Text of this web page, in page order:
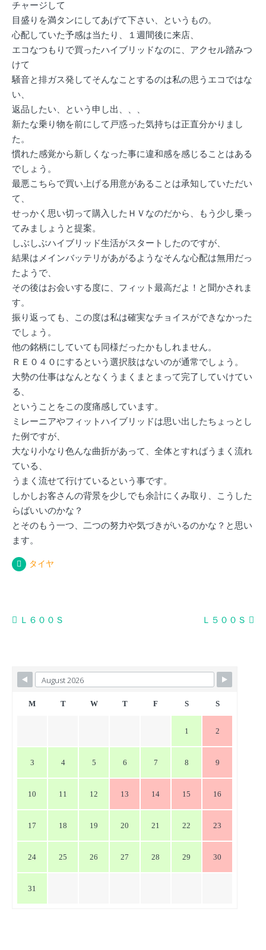
チャージして
目盛りを満タンにしてあげて下さい、というもの。
心配していた予感は当たり、１週間後に来店、
エコなつもりで買ったハイブリッドなのに、アクセル踏みつ
けて
騒音と排ガス発してそんなことするのは私の思うエコではな
い、
返品したい、という申し出、、、
新たな乗り物を前にして戸惑った気持ちは正直分かりまし
た。
慣れた感覚から新しくなった事に違和感を感じることはある
でしょう。
最悪こちらで買い上げる用意があることは承知していただい
て、
せっかく思い切って購入したＨＶなのだから、もう少し乗っ
てみましょうと提案。
しぶしぶハイブリッド生活がスタートしたのですが、
結果はメインバッテリがあがるようなそんな心配は無用だっ
たようで、
その後はお会いする度に、フィット最高だよ！と聞かされま
す。
振り返っても、この度は私は確実なチョイスができなかった
でしょう。
他の銘柄にしていても同様だったかもしれません。
ＲＥ０４０にするという選択肢はないのが通常でしょう。
大勢の仕事はなんとなくうまくまとまって完了していけてい
る、
ということをこの度痛感しています。
ミレーニアやフィットハイブリッドは思い出したちょっとし
た例ですが、
大なり小なり色んな曲折があって、全体とすればうまく流れ
ている、
うまく流せて行けているという事です。
しかしお客さんの背景を少しでも余計にくみ取り、こうした
らばいいのかな？
とそのもう一つ、二つの努力や気づきがいるのかな？と思い
ます。
タイヤ
投
ビ
ゲ
Ｌ６００Ｓ Ｌ５００Ｓ
M T W T F S S
1 2
3 4 5 6 7 8 9
10 11 12 13 14 15 16
17 18 19 20 21 22 23
24 25 26 27 28 29 30
31